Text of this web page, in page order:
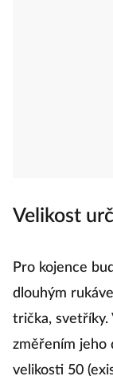
Velikost
Pro kojence
dlouhým
trička, svetříky.
změřením jeho
velikosti 50